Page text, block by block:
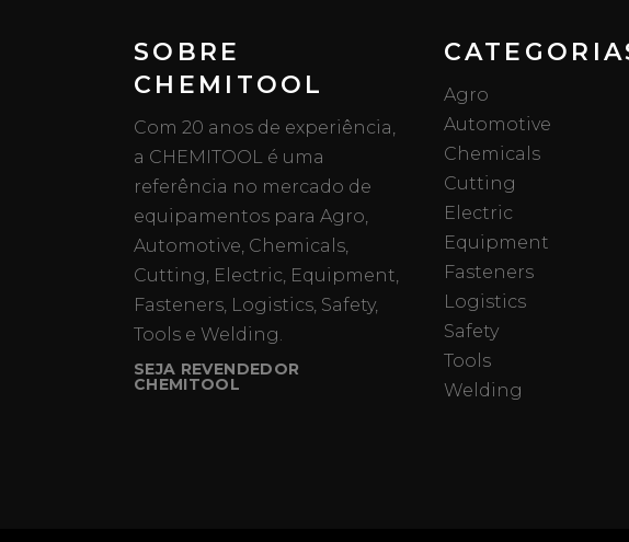
SOBRE
CHEMITOOL
Com 20 anos de experiência,
a CHEMITOOL é uma
referência no mercado de
equipamentos para Agro,
Automotive, Chemicals,
Cutting, Electric, Equipment,
Fasteners, Logistics, Safety,
Tools e Welding.
SEJA REVENDEDOR
CHEMITOOL
Agro
Automotive
Chemicals
Cutting
Electric
Equipment
Fasteners
Logistics
Safety
Tools
Welding